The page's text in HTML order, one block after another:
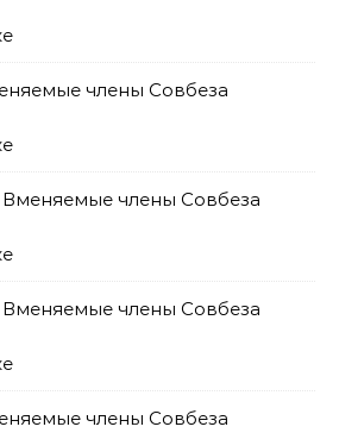
члены Совбеза
Вменяемые члены Совбеза
Вменяемые члены Совбеза
члены Совбеза